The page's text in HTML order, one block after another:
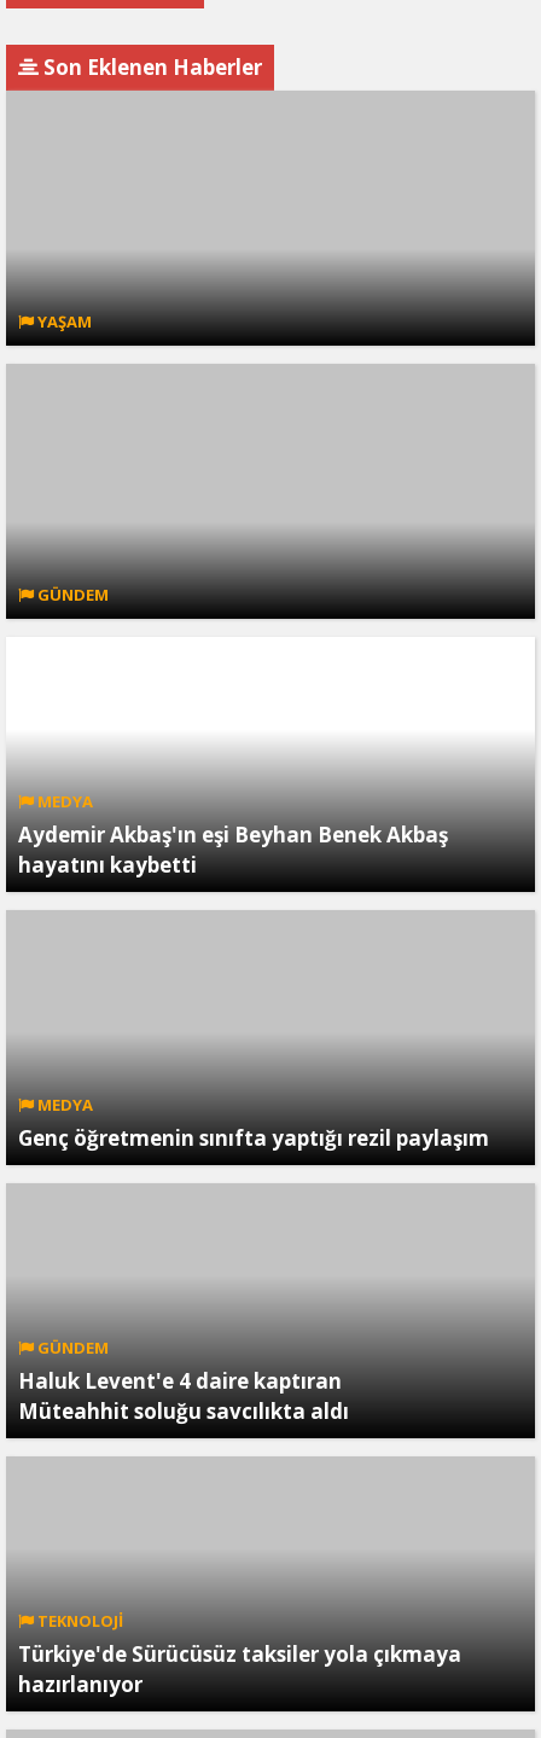
Son Eklenen Haberler
YAŞAM
GÜNDEM
MEDYA
Aydemir Akbaş'ın eşi Beyhan Benek Akbaş
hayatını kaybetti
MEDYA
Genç öğretmenin sınıfta yaptığı rezil paylaşım
GÜNDEM
Haluk Levent'e 4 daire kaptıran
Müteahhit soluğu savcılıkta aldı
TEKNOLOJİ
Türkiye'de Sürücüsüz taksiler yola çıkmaya
hazırlanıyor